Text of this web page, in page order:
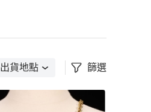
出貨地點 篩選